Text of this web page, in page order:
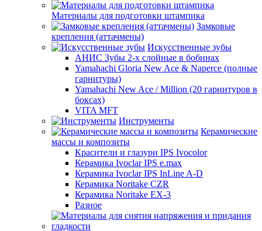
Материалы для подготовки штампика
Замковые
крепления (аттачмены)
Искусственные зубы
АНИС Зубы 2-х слойные в бобинах
Yamahachi Gloria New Ace & Naperce (полные
гарнитуры)
Yamahachi New Ace / Million (20 гарнитуров в
боксах)
VITA MFT
Инструменты
Керамические
массы и композиты
Красители и глазури IPS Ivocolor
Керамика Ivoclar IPS e.max
Керамика Ivoclar IPS InLine A-D
Керамика Noritake CZR
Керамика Noritake EX-3
Разное